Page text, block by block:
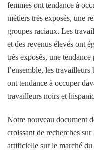
femmes ont tendance à
métiers très exposés, une
groupes raciaux. Les
et des revenus élevés ont
très exposés, une
l’ensemble, les travailleurs
ont tendance à occuper
travailleurs noirs et
Notre nouveau document
croissant de recherches
artificielle sur le marché du